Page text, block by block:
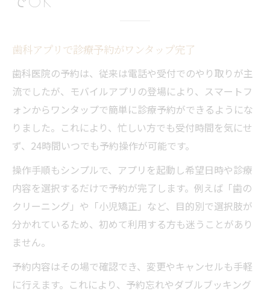
歯科アプリで診療予約がワンタップ完了
歯科医院の予約は、従来は電話や受付でのやり取りが主
流でしたが、モバイルアプリの登場により、スマートフ
ォンからワンタップで簡単に診療予約ができるようにな
りました。これにより、忙しい方でも受付時間を気にせ
ず、24時間いつでも予約操作が可能です。
操作手順もシンプルで、アプリを起動し希望日時や診療
内容を選択するだけで予約が完了します。例えば「歯の
クリーニング」や「小児矯正」など、目的別で選択肢が
分かれているため、初めて利用する方も迷うことがあり
ません。
予約内容はその場で確認でき、変更やキャンセルも手軽
に行えます。これにより、予約忘れやダブルブッキング